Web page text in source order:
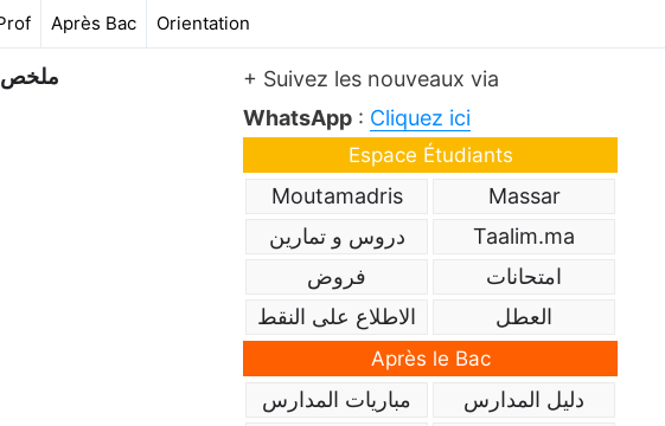
Après Bac Orientation
ملخص
+ Suivez les nouveaux via
WhatsApp : Cliquez ici
Espace Étudiants
Massar
Moutamadris
Taalim.ma
دروس و تمارين
امتحانات
فروض
العطل
الاطلاع على النقط
Après le Bac
دليل المدارس
مباريات المدارس